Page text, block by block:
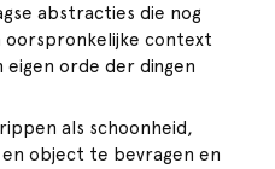
abstracties die nog
oorspronkelijke context
orde der dingen
als schoonheid,
object te bevragen en